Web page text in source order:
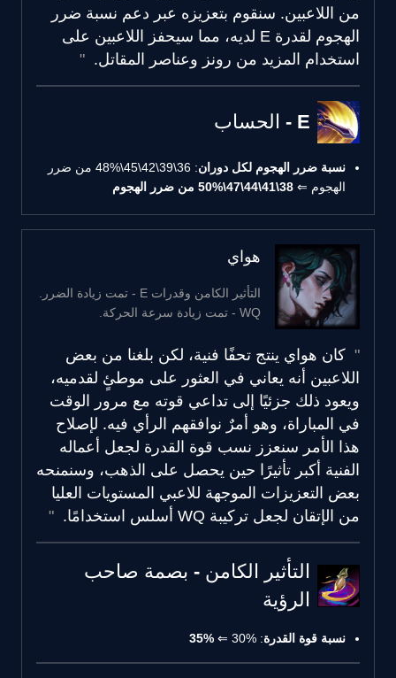
من اللاعبين. سنقوم بتعزيزه عبر دعم نسبة ضرر
الهجوم لقدرة E لديه، مما سيحفز اللاعبين على
استخدام المزيد من رونز وعناصر المقاتل.
E - الحساب
نسبة ضرر الهجوم لكل دوران
: 36\39\42\45\48% من ضرر
الهجوم ⇐ 38\41\44\47\50% من ضرر الهجوم
هواي
التأثير الكامن وقدرات E - تمت زيادة الضرر.
WQ - تمت زيادة سرعة الحركة.
كان هواي ينتج تحفًا فنية، لكن بلغنا من بعض
اللاعبين أنه يعاني في العثور على موطئٍ لقدميه،
ويعود ذلك جزئيًا إلى تداعي قوته مع مرور الوقت
في المباراة، وهو أمرٌ نوافقهم الرأي فيه. لإصلاح
هذا الأمر سنعزز نسب قوة القدرة لجعل أعماله
الفنية أكبر تأثيرًا حين يحصل على الذهب، وسنمنحه
بعض التعزيزات الموجهة للاعبي المستويات العليا
من الإتقان لجعل تركيبة WQ أسلس استخدامًا.
التأثير الكامن - بصمة صاحب
الرؤية
نسبة قوة القدرة: 30% ⇐
35%